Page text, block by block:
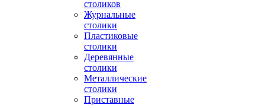
столиков
Журнальные
столики
Пластиковые
столики
Деревянные
столики
Металлические
столики
Приставные